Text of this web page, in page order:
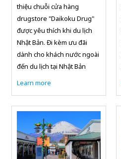
thiệu chuỗi cửa hàng
drugstore "Daikoku Drug"
được yêu thích khi du lịch
Nhật Bản. Đi kèm ưu đãi
dành cho khách nước ngoài
đến du lịch tại Nhật Bản
Learn more